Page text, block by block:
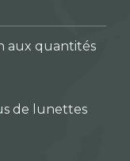
aux quantités
de lunettes